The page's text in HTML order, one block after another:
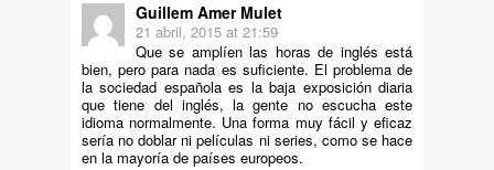
Guillem Amer Mulet
21 abril, 2015 at 21:59
Que se amplíen las horas de inglés está
bien, pero para nada es suficiente. El problema de
la sociedad española es la baja exposición diaria
que tiene del inglés, la gente no escucha este
idioma normalmente. Una forma muy fácil y eficaz
sería no doblar ni películas ni series, como se hace
en la mayoría de países europeos.